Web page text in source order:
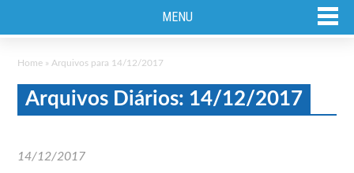
MENU
Home » Arquivos para 14/12/2017
Arquivos Diários: 14/12/2017
14/12/2017